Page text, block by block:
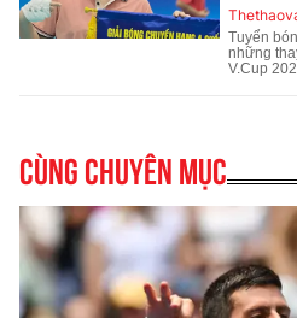
Cùng chuyên mục